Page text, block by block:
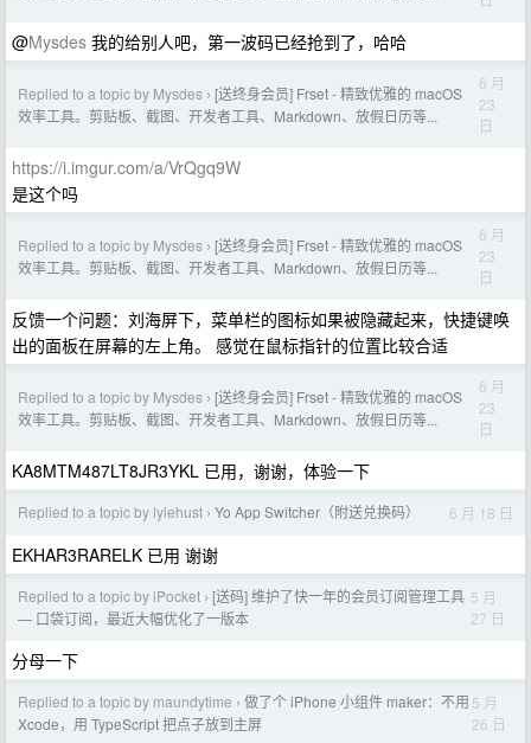
@Mysdes 我的给别人吧，第一波码已经抢到了，哈哈
Replied to a topic by Mysdes › [送终身会员] Frset - 精致优雅的 macOS
效率工具。剪贴板、截图、开发者工具、Markdown、放假日历等...
6 月
23
日
https://i.imgur.com/a/VrQgq9W
是这个吗
Replied to a topic by Mysdes › [送终身会员] Frset - 精致优雅的 macOS
效率工具。剪贴板、截图、开发者工具、Markdown、放假日历等...
6 月
23
日
反馈一个问题：刘海屏下，菜单栏的图标如果被隐藏起来，快捷键唤
出的面板在屏幕的左上角。 感觉在鼠标指针的位置比较合适
Replied to a topic by Mysdes › [送终身会员] Frset - 精致优雅的 macOS
效率工具。剪贴板、截图、开发者工具、Markdown、放假日历等...
6 月
23
日
KA8MTM487LT8JR3YKL 已用，谢谢，体验一下
Replied to a topic by lylehust › Yo App Switcher（附送兑换码） 6 月 18 日
EKHAR3RARELK 已用 谢谢
Replied to a topic by iPocket › [送码] 维护了快一年的会员订阅管理工具
— 口袋订阅，最近大幅优化了一版本
5 月
27 日
分母一下
Replied to a topic by maundytime › 做了个 iPhone 小组件 maker：不用
Xcode，用 TypeScript 把点子放到主屏
5 月
26 日